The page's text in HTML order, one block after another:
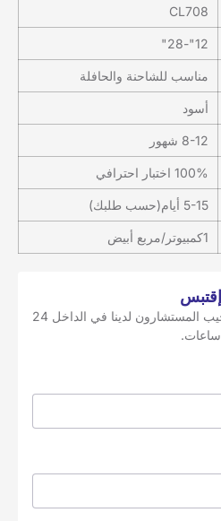
CL708
12"-28"
مناسب للشاحنة والحافلة
أسود
8-12 شهور
100% اختبار احترافي
5-15 أيام(حسب طلبك)
1كمبيوتر/مربع أبيض
إقتبس
اترك رسالة مع أسئلتك وسيجيب المستشارون لدينا في الداخل 24
ساعات.